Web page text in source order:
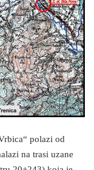
polazi od
na trasi uzane